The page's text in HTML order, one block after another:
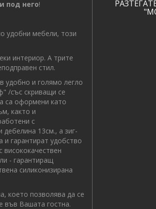
под него!
удобни мебели, този
интериор. А трите
стил.
и голямо легло
/със скриващи се
са оформени като
както и
с
дебелина 13см., а зиг-
гарантират удобство
- гарантиращ
силиконизирана
което позволява да се
във Вашата гостна.